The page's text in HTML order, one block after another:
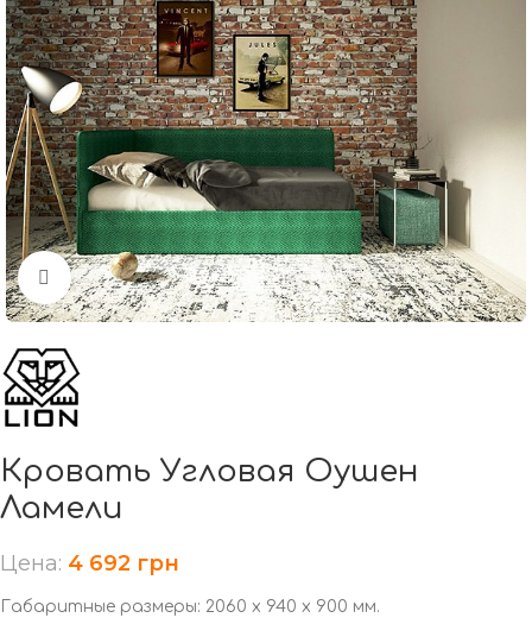
Нажмите, чтобы увеличить
Кровать Угловая Оушен
Ламели
Цена: 4 692 грн
Габаритные размеры: 2060 х 940 х 900 мм.